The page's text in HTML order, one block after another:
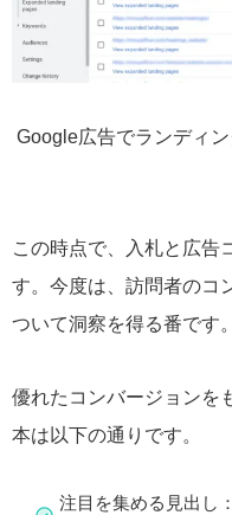
Google広告でランディ
この時点で、入札と広告
す。今度は、訪問者のコ
ついて洞察を得る番です。
優れたコンバージョンを
本は以下の通りです。
注目を集める見出し